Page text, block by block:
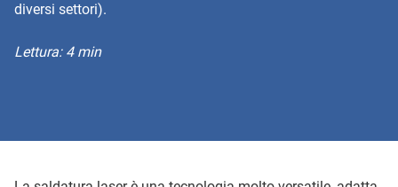
diversi settori).
Lettura: 4 min